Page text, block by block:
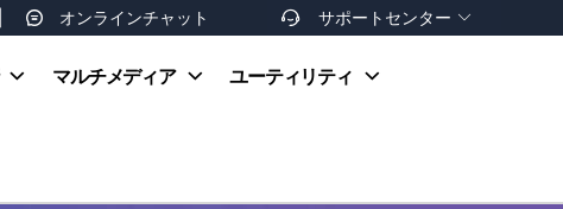
オンラインチャット  サポートセンター 
お支払い方法
マルチメディア ユーティリティ